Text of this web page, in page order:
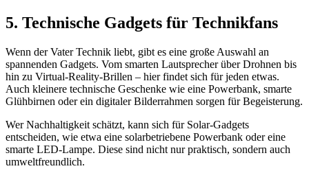
5. Technische Gadgets für Technikfans
Wenn der Vater Technik liebt, gibt es eine große Auswahl an
spannenden Gadgets. Vom smarten Lautsprecher über Drohnen bis
hin zu Virtual-Reality-Brillen – hier findet sich für jeden etwas.
Auch kleinere technische Geschenke wie eine Powerbank, smarte
Glühbirnen oder ein digitaler Bilderrahmen sorgen für Begeisterung.
Wer Nachhaltigkeit schätzt, kann sich für Solar-Gadgets
entscheiden, wie etwa eine solarbetriebene Powerbank oder eine
smarte LED-Lampe. Diese sind nicht nur praktisch, sondern auch
umweltfreundlich.